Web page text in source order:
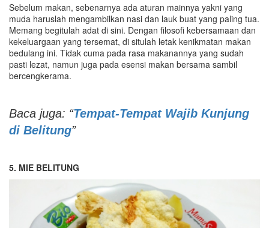
Sebelum makan, sebenarnya ada aturan mainnya yakni yang
muda haruslah mengambilkan nasi dan lauk buat yang paling tua.
Memang begitulah adat di sini. Dengan filosofi kebersamaan dan
kekeluargaan yang tersemat, di situlah letak kenikmatan makan
bedulang ini. Tidak cuma pada rasa makanannya yang sudah
pasti lezat, namun juga pada esensi makan bersama sambil
bercengkerama.
Baca juga: “Tempat-Tempat Wajib Kunjung
di Belitung”
5. MIE BELITUNG